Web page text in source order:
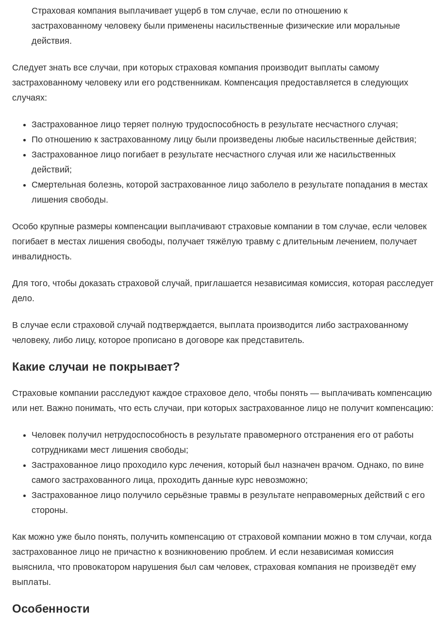
Страховая компания выплачивает ущерб в том случае, если по отношению к
застрахованному человеку были применены насильственные физические или моральные
действия.
Следует знать все случаи, при которых страховая компания производит выплаты самому
застрахованному человеку или его родственникам. Компенсация предоставляется в следующих
случаях:
Застрахованное лицо теряет полную трудоспособность в результате несчастного случая;
По отношению к застрахованному лицу были произведены любые насильственные действия;
Застрахованное лицо погибает в результате несчастного случая или же насильственных
действий;
Смертельная болезнь, которой застрахованное лицо заболело в результате попадания в местах
лишения свободы.
Особо крупные размеры компенсации выплачивают страховые компании в том случае, если человек
погибает в местах лишения свободы, получает тяжёлую травму с длительным лечением, получает
инвалидность.
Для того, чтобы доказать страховой случай, приглашается независимая комиссия, которая расследует
дело.
В случае если страховой случай подтверждается, выплата производится либо застрахованному
человеку, либо лицу, которое прописано в договоре как представитель.
Какие случаи не покрывает?
Страховые компании расследуют каждое страховое дело, чтобы понять — выплачивать компенсацию
или нет. Важно понимать, что есть случаи, при которых застрахованное лицо не получит компенсацию:
Человек получил нетрудоспособность в результате правомерного отстранения его от работы
сотрудниками мест лишения свободы;
Застрахованное лицо проходило курс лечения, который был назначен врачом. Однако, по вине
самого застрахованного лица, проходить данные курс невозможно;
Застрахованное лицо получило серьёзные травмы в результате неправомерных действий с его
стороны.
Как можно уже было понять, получить компенсацию от страховой компании можно в том случаи, когда
застрахованное лицо не причастно к возникновению проблем. И если независимая комиссия
выяснила, что провокатором нарушения был сам человек, страховая компания не произведёт ему
выплаты.
Особенности